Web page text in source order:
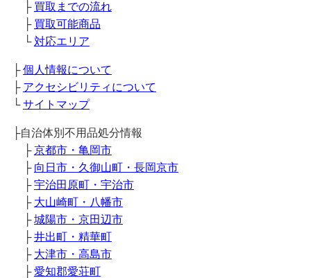
├ 買取までの流れ
├ 買取可能商品
└対応エリア
├個人情報について
├ アクセシビリティについて
└サイトマップ
├自治体別不用品処分情報
├京都市・亀岡市
├ 向日市・久御山町・長岡京市
├宇治田原町・宇治市
├ 大山崎町・八幡市
├城陽市・京田辺市
├井出町・精華町
├ 大津市・高島市
├愛知郡愛荘町